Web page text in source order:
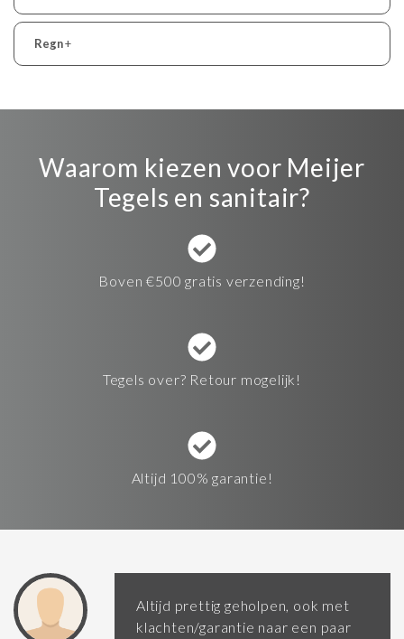
Regn+
Waarom kiezen voor Meijer
Tegels en sanitair?
Boven €500 gratis verzending!
Tegels over? Retour mogelijk!
Altijd 100% garantie!
Altijd prettig geholpen, ook met
klachten/garantie naar een paar